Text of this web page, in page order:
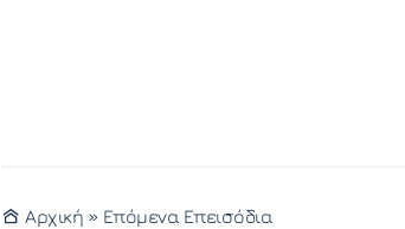
Αρχική » Επόμενα Επεισόδια